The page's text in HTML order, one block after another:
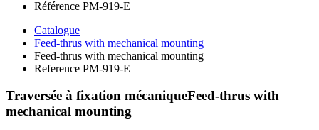
Référence PM-919-E
Catalogue
Feed-thrus with mechanical mounting
Feed-thrus with mechanical mounting
Reference PM-919-E
Traversée à fixation mécaniqueFeed-thrus with
mechanical mounting